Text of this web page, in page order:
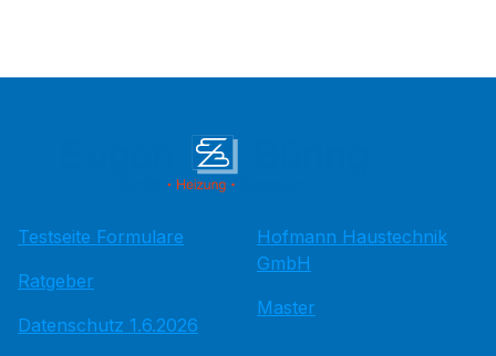
Testseite Formulare
Ratgeber
Datenschutz 1.6.2026
Hofmann Haustechnik
GmbH
Master